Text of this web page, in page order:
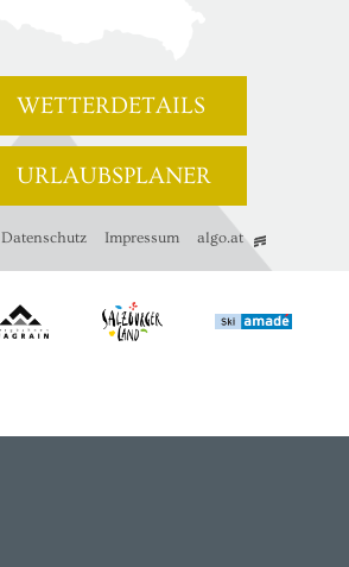
WETTERDETAILS
URLAUBSPLANER
algo.at
Impressum
Datenschutz